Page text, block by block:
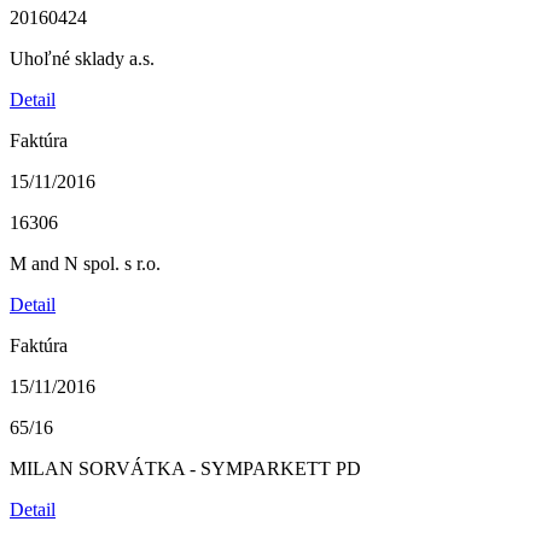
20160424
Uhoľné sklady a.s.
Detail
Faktúra
15/11/2016
16306
M and N spol. s r.o.
Detail
Faktúra
15/11/2016
65/16
MILAN SORVÁTKA - SYMPARKETT PD
Detail